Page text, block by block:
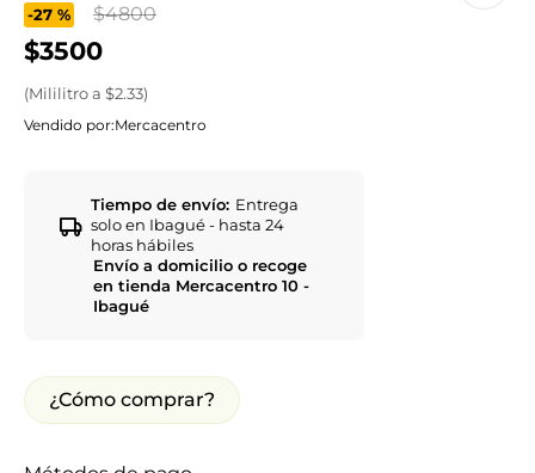
-27 % $4800
$3500
(Mililitroa $2.33)
Vendido por:Mercacentro
Tiempo de envío: Entrega
solo en Ibagué - hasta 24
horas hábiles
Envío a domicilio o recoge
en tienda Mercacentro 10 -
Ibagué
¿Cómo comprar?